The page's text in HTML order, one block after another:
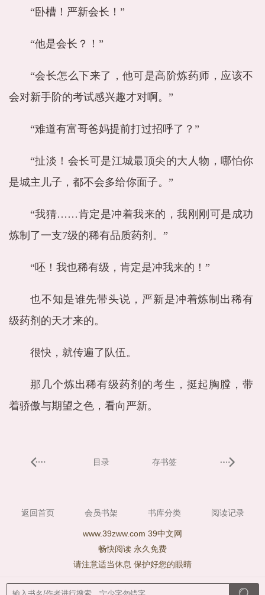
“卧槽！严新会长！”
“他是会长？！”
“会长怎么下来了，他可是高阶炼药师，应该不
会对新手阶的考试感兴趣才对啊。”
“难道有富哥爸妈提前打过招呼了？”
“扯淡！会长可是江城最顶尖的大人物，哪怕你
是城主儿子，都不会多给你面子。”
“我猜……肯定是冲着我来的，我刚刚可是成功
炼制了一支7级的稀有品质药剂。”
“呸！我也稀有级，肯定是冲我来的！”
也不知是谁先带头说，严新是冲着炼制出稀有
级药剂的天才来的。
很快，就传遍了队伍。
那几个炼出稀有级药剂的考生，挺起胸膛，带
着骄傲与期望之色，看向严新。
目录 存书签
返回首页 会员书架 书库分类 阅读记录
www.39zww.com 39中文网
畅快阅读 永久免费
请注意适当休息 保护好您的眼睛